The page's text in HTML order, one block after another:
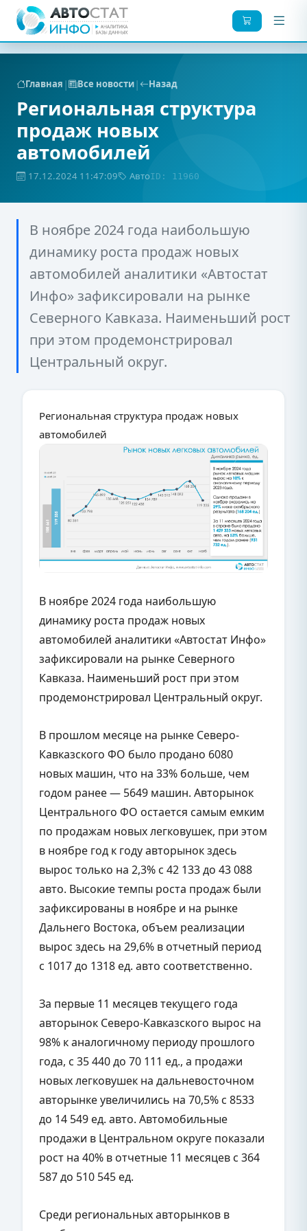
Главная | Все новости| Назад
Региональная структура
продаж новых
автомобилей
17.12.2024 11:47:09 АвтоID: 11960
В ноябре 2024 года наибольшую
динамику роста продаж новых
автомобилей аналитики «Автостат
Инфо» зафиксировали на рынке
Северного Кавказа. Наименьший рост
при этом продемонстрировал
Центральный округ.
Региональная структура продаж новых
автомобилей
В ноябре 2024 года наибольшую
динамику роста продаж новых
автомобилей аналитики «Автостат Инфо»
зафиксировали на рынке Северного
Кавказа. Наименьший рост при этом
продемонстрировал Центральный округ.
В прошлом месяце на рынке Северо-
Кавказского ФО было продано 6080
новых машин, что на 33% больше, чем
годом ранее — 5649 машин. Авторынок
Центрального ФО остается самым емким
по продажам новых легковушек, при этом
в ноябре год к году авторынок здесь
вырос только на 2,3% с 42 133 до 43 088
авто. Высокие темпы роста продаж были
зафиксированы в ноябре и на рынке
Дальнего Востока, объем реализации
вырос здесь на 29,6% в отчетный период
с 1017 до 1318 ед. авто соответственно.
За первые 11 месяцев текущего года
авторынок Северо-Кавказского вырос на
98% к аналогичному периоду прошлого
года, с 35 440 до 70 111 ед., а продажи
новых легковушек на дальневосточном
авторынке увеличились на 70,5% с 8533
до 14 549 ед. авто. Автомобильные
продажи в Центральном округе показали
рост на 40% в отчетные 11 месяцев с 364
587 до 510 545 ед.
Среди региональных авторынков в